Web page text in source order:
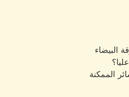
البيضاء
الممكنة